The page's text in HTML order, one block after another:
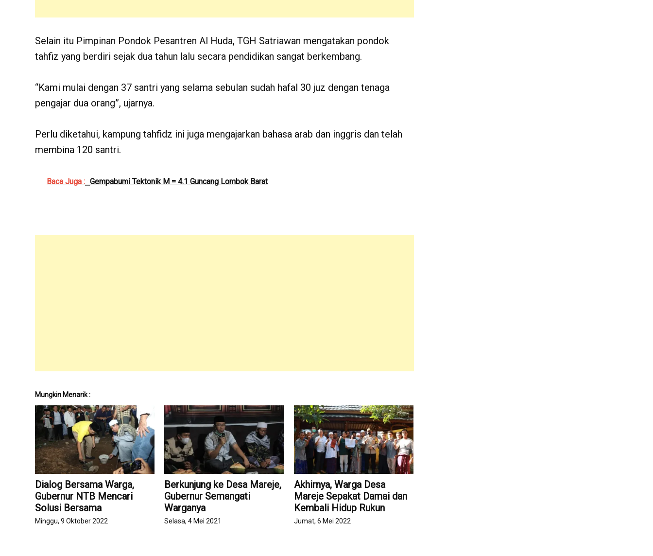
Selain itu Pimpinan Pondok Pesantren Al Huda, TGH Satriawan mengatakan pondok
tahfiz yang berdiri sejak dua tahun lalu secara pendidikan sangat berkembang.
“Kami mulai dengan 37 santri yang selama sebulan sudah hafal 30 juz dengan tenaga
pengajar dua orang”, ujarnya.
Perlu diketahui, kampung tahfidz ini juga mengajarkan bahasa arab dan inggris dan telah
membina 120 santri.
Baca Juga : Gempabumi Tektonik M = 4.1 Guncang Lombok Barat
Mungkin Menarik :
Dialog Bersama Warga,
Gubernur NTB Mencari
Solusi Bersama
Minggu, 9 Oktober 2022
Berkunjung ke Desa Mareje,
Gubernur Semangati
Warganya
Selasa, 4 Mei 2021
Akhirnya, Warga Desa
Mareje Sepakat Damai dan
Kembali Hidup Rukun
Jumat, 6 Mei 2022